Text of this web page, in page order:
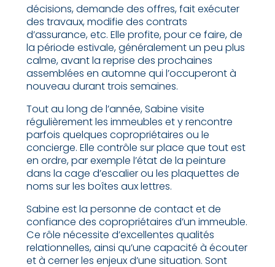
décisions, demande des offres, fait exécuter
des travaux, modifie des contrats
d’assurance, etc. Elle profite, pour ce faire, de
la période estivale, généralement un peu plus
calme, avant la reprise des prochaines
assemblées en automne qui l’occuperont à
nouveau durant trois semaines.
Tout au long de l’année, Sabine visite
régulièrement les immeubles et y rencontre
parfois quelques copropriétaires ou le
concierge. Elle contrôle sur place que tout est
en ordre, par exemple l’état de la peinture
dans la cage d’escalier ou les plaquettes de
noms sur les boîtes aux lettres.
Sabine est la personne de contact et de
confiance des copropriétaires d’un immeuble.
Ce rôle nécessite d’excellentes qualités
relationnelles, ainsi qu’une capacité à écouter
et à cerner les enjeux d’une situation. Sont